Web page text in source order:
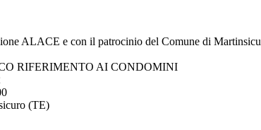
ALACE e con il patrocinio del Comune di
RIFERIMENTO AI CONDOMINI
(TE)